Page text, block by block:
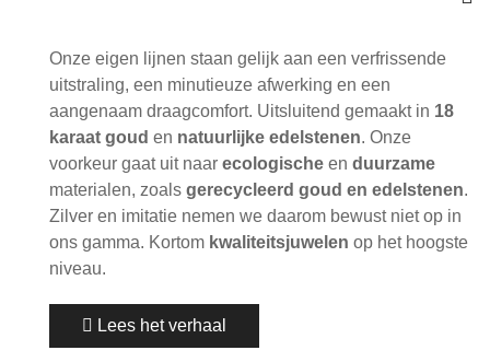
Onze eigen lijnen staan gelijk aan een verfrissende
uitstraling, een minutieuze afwerking en een
aangenaam draagcomfort. Uitsluitend gemaakt in 18
karaat goud en natuurlijke edelstenen. Onze
voorkeur gaat uit naar ecologische en duurzame
materialen, zoals gerecycleerd goud en edelstenen.
Zilver en imitatie nemen we daarom bewust niet op in
ons gamma. Kortom kwaliteitsjuwelen op het hoogste
niveau.
Lees het verhaal